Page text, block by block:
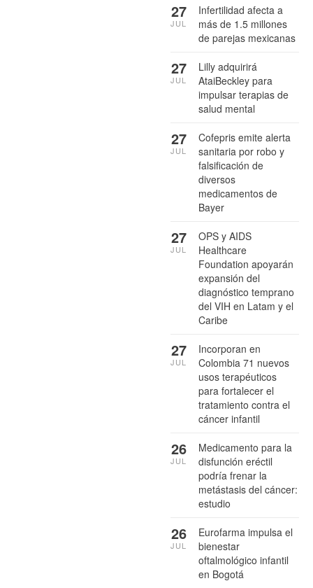
Infertilidad afecta a
más de 1.5 millones
de parejas mexicanas
27
JUL
Lilly adquirirá
AtaiBeckley para
impulsar terapias de
salud mental
27
JUL
Cofepris emite alerta
sanitaria por robo y
falsificación de
diversos
medicamentos de
Bayer
27
JUL
OPS y AIDS
Healthcare
Foundation apoyarán
expansión del
diagnóstico temprano
del VIH en Latam y el
Caribe
27
JUL
Incorporan en
Colombia 71 nuevos
usos terapéuticos
para fortalecer el
tratamiento contra el
cáncer infantil
27
JUL
Medicamento para la
disfunción eréctil
podría frenar la
metástasis del cáncer:
estudio
26
JUL
Eurofarma impulsa el
bienestar
oftalmológico infantil
en Bogotá
26
JUL